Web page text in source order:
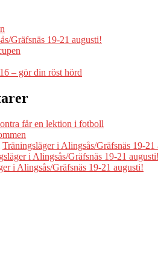
Gräfsnäs 19-21 augusti!
– gör din röst hörd
får en lektion i fotboll
Träningsläger i Alingsås/Gräfsnäs 19-21
i Alingsås/Gräfsnäs 19-21 augusti!
i Alingsås/Gräfsnäs 19-21 augusti!